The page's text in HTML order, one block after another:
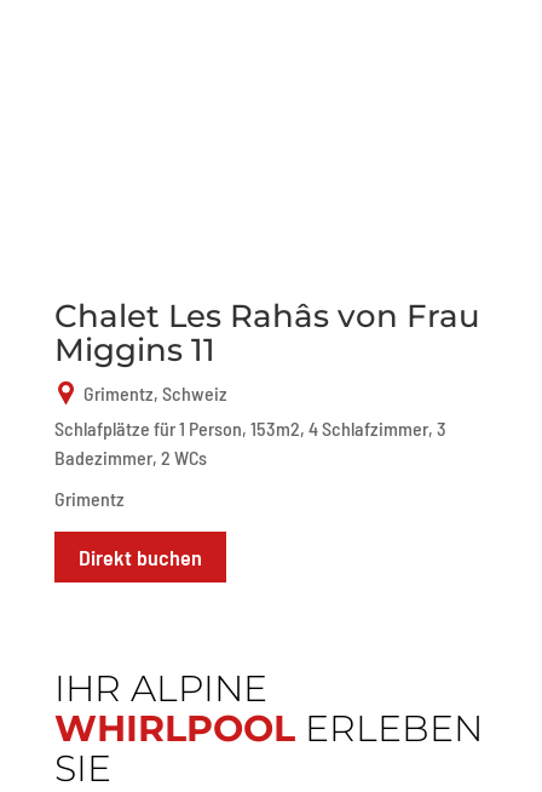
Chalet Les Rahâs von Frau
Miggins 11
Grimentz, Schweiz
Schlafplätze für 1 Person, 153m2, 4 Schlafzimmer, 3
Badezimmer, 2 WCs
Grimentz
Direkt buchen
IHR ALPINE
WHIRLPOOL ERLEBEN
SIE